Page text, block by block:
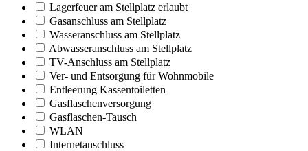
Lagerfeuer am Stellplatz erlaubt
Gasanschluss am Stellplatz
Wasseranschluss am Stellplatz
Abwasseranschluss am Stellplatz
TV-Anschluss am Stellplatz
Ver- und Entsorgung für Wohnmobile
Entleerung Kassentoiletten
Gasflaschenversorgung
Gasflaschen-Tausch
WLAN
Internetanschluss